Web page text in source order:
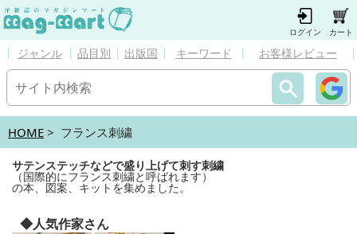
ログイン カート
ジャンル 品目別 出版国 キーワード お客様レビュー
HOME > フランス刺繍
サテンステッチなどで盛り上げて刺す刺繍
（国際的にフランス刺繍と呼ばれます）
の本、図案、キットを集めました。
◆人気作家さん